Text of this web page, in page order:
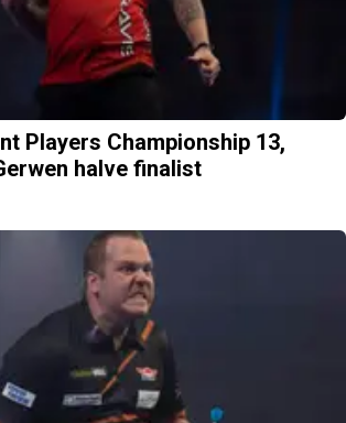
Players Championship 13,
halve finalist